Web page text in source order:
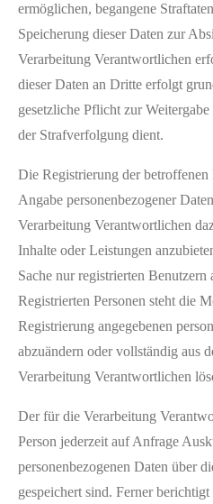
ermöglichen, begangene
Speicherung dieser Daten zur
Verarbeitung Verantwortlichen
dieser Daten an Dritte erfolgt
gesetzliche Pflicht zur
der Strafverfolgung dient.
Die Registrierung der
Angabe personenbezogener
Verarbeitung Verantwortlichen
Inhalte oder Leistungen
Sache nur registrierten
Registrierten Personen steht die
Registrierung angegebenen
abzuändern oder vollständig aus
Verarbeitung Verantwortlichen
Der für die Verarbeitung
Person jederzeit auf Anfrage
personenbezogenen Daten über
gespeichert sind. Ferner